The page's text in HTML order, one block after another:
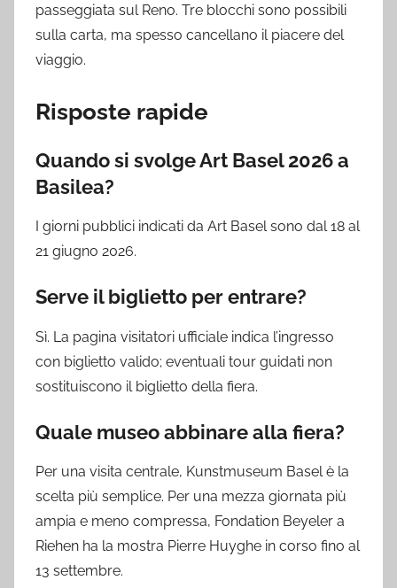
passeggiata sul Reno. Tre blocchi sono possibili
sulla carta, ma spesso cancellano il piacere del
viaggio.
Risposte rapide
Quando si svolge Art Basel 2026 a
Basilea?
I giorni pubblici indicati da Art Basel sono dal 18 al
21 giugno 2026.
Serve il biglietto per entrare?
Sì. La pagina visitatori ufficiale indica l’ingresso
con biglietto valido; eventuali tour guidati non
sostituiscono il biglietto della fiera.
Quale museo abbinare alla fiera?
Per una visita centrale, Kunstmuseum Basel è la
scelta più semplice. Per una mezza giornata più
ampia e meno compressa, Fondation Beyeler a
Riehen ha la mostra Pierre Huyghe in corso fino al
13 settembre.